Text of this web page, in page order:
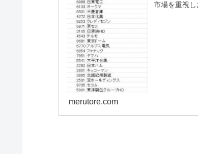
市場を重視し
merutore.com